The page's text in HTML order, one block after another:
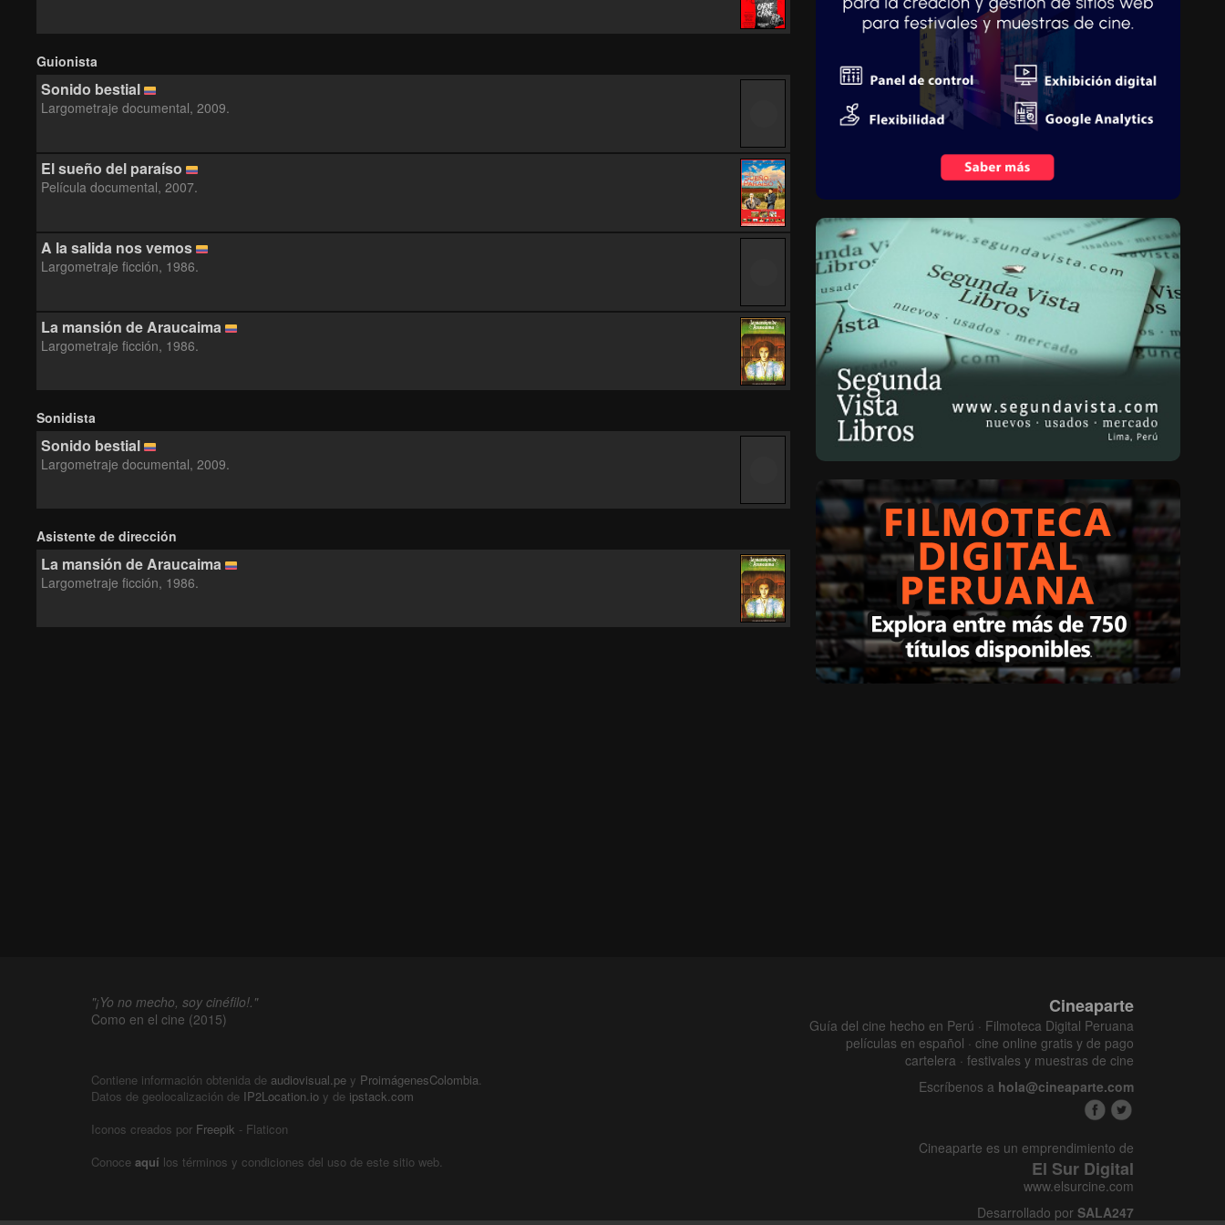
Guionista
Sonido bestial
Largometraje documental, 2009.
El sueño del paraíso
Película documental, 2007.
A la salida nos vemos
Largometraje ficción, 1986.
La mansión de Araucaima
Largometraje ficción, 1986.
Sonidista
Sonido bestial
Largometraje documental, 2009.
Asistente de dirección
La mansión de Araucaima
Largometraje ficción, 1986.
"¡Yo no mecho, soy cinéfilo!."
Como en el cine (2015)
Contiene información obtenida de audiovisual.pe y ProimágenesColombia.
Datos de geolocalización de IP2Location.io y de ipstack.com
Iconos creados por Freepik - Flaticon
Conoce aquí los términos y condiciones del uso de este sitio web.
Cineaparte
Guía del cine hecho en Perú · Filmoteca Digital Peruana
películas en español · cine online gratis y de pago
cartelera · festivales y muestras de cine
Escríbenos a hola@cineaparte.com
Cineaparte es un emprendimiento de
El Sur Digital
www.elsurcine.com
Desarrollado por SALA247